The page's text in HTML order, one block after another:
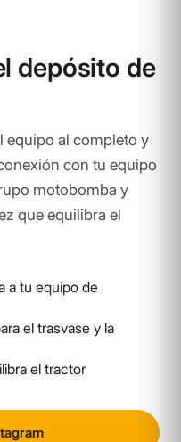
depósito de
equipo al completo y
con tu equipo
motobomba y
que equilibra el
a tu equipo de
el trasvase y la
el tractor